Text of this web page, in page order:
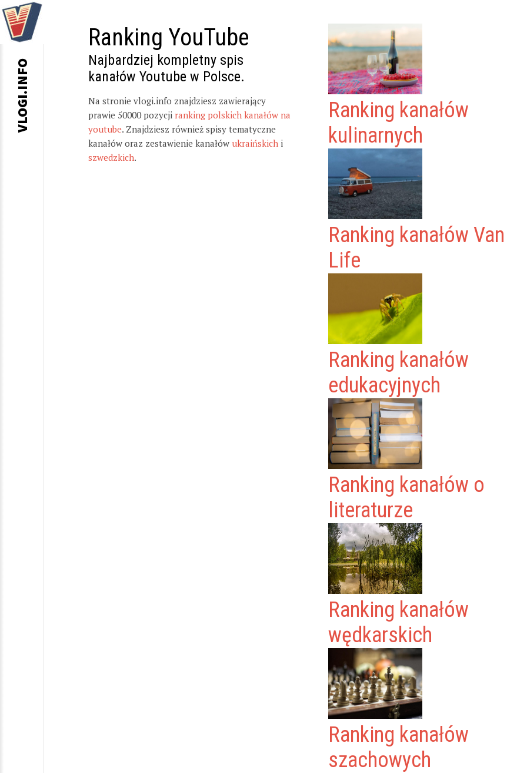
Ranking YouTube
Najbardziej kompletny spis
kanałów Youtube w Polsce.
Na stronie vlogi.info znajdziesz zawierający
prawie 50000 pozycji ranking polskich kanałów na
youtube. Znajdziesz również spisy tematyczne
kanałów oraz zestawienie kanałów ukraińskich i
szwedzkich.
Ranking kanałów
kulinarnych
Ranking kanałów Van
Life
Ranking kanałów
edukacyjnych
Ranking kanałów o
literaturze
Ranking kanałów
wędkarskich
Ranking kanałów
szachowych
VLOGI.INFO